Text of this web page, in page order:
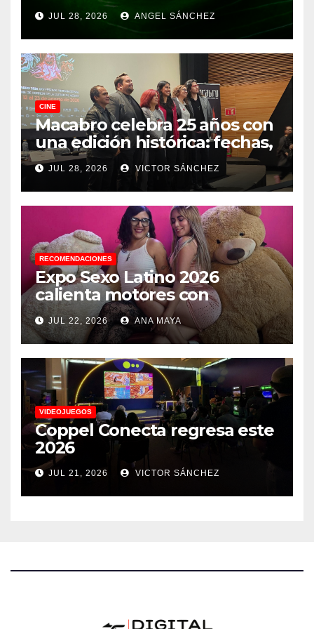
JUL 28, 2026 ANGEL SÁNCHEZ
CINE
Macabro celebra 25 años con
una edición histórica: fechas,
sedes, invitados y todo lo que
debes saber
JUL 28, 2026 VICTOR SÁNCHEZ
RECOMENDACIONES
Expo Sexo Latino 2026
calienta motores con
conferencia de prensa y
anuncia actividades para
todos los gustos
JUL 22, 2026 ANA MAYA
VIDEOJUEGOS
Coppel Conecta regresa este
2026
JUL 21, 2026 VICTOR SÁNCHEZ